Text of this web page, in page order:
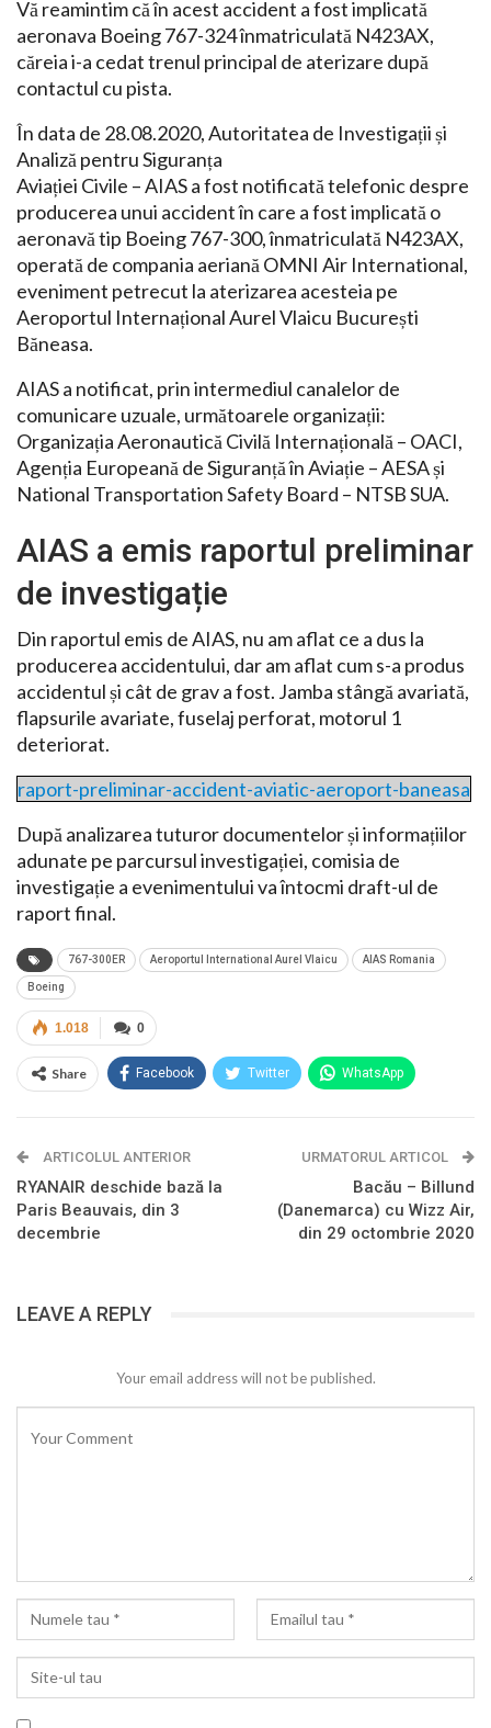
Vă reamintim că în acest accident a fost implicată
aeronava Boeing 767-324 înmatriculată N423AX,
căreia i-a cedat trenul principal de aterizare după
contactul cu pista.
În data de 28.08.2020, Autoritatea de Investigații și
Analiză pentru Siguranța
Aviației Civile – AIAS a fost notificată telefonic despre
producerea unui accident în care a fost implicată o
aeronavă tip Boeing 767-300, înmatriculată N423AX,
operată de compania aeriană OMNI Air International,
eveniment petrecut la aterizarea acesteia pe
Aeroportul Internațional Aurel Vlaicu București
Băneasa.
AIAS a notificat, prin intermediul canalelor de
comunicare uzuale, următoarele organizații:
Organizația Aeronautică Civilă Internațională – OACI,
Agenția Europeană de Siguranță în Aviație – AESA și
National Transportation Safety Board – NTSB SUA.
AIAS a emis raportul preliminar
de investigație
Din raportul emis de AIAS, nu am aflat ce a dus la
producerea accidentului, dar am aflat cum s-a produs
accidentul și cât de grav a fost. Jamba stângă avariată,
flapsurile avariate, fuselaj perforat, motorul 1
deteriorat.
raport-preliminar-accident-aviatic-aeroport-baneasa
După analizarea tuturor documentelor și informațiilor
adunate pe parcursul investigației, comisia de
investigație a evenimentului va întocmi draft-ul de
raport final.
767-300ER Aeroportul International Aurel Vlaicu AIAS Romania
Boeing
0
1.018
Share Facebook Twitter WhatsApp
ARTICOLUL ANTERIOR
RYANAIR deschide bază la
Paris Beauvais, din 3
decembrie
URMATORUL ARTICOL
Bacău – Billund
(Danemarca) cu Wizz Air,
din 29 octombrie 2020
LEAVE A REPLY
Your email address will not be published.